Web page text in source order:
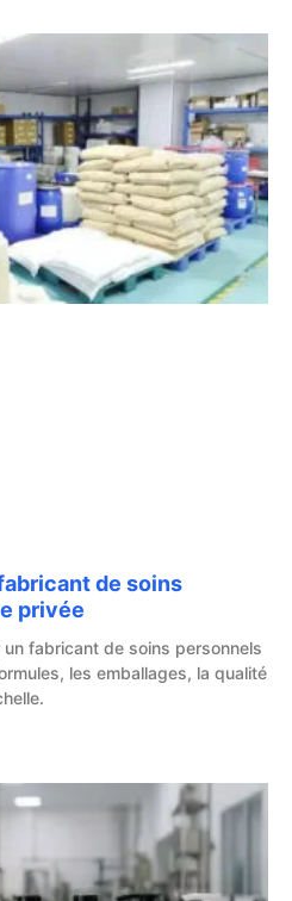
de soins
privée
fabricant de soins personnels
les emballages, la qualité